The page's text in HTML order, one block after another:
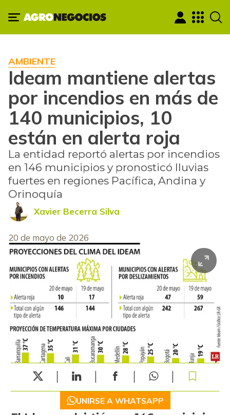
AMBIENTE
Ideam mantiene alertas
por incendios en más de
140 municipios, 10
están en alerta roja
La entidad reportó alertas por incendios
en 146 municipios y pronosticó lluvias
fuertes en regiones Pacífica, Andina y
Orinoquía
Xavier Becerra Silva
20 de mayo de 2026
UNIRSE A WHATSAPP